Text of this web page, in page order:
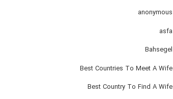
anonymous
asfa
Bahsegel
Best Countries To Meet A Wife
Best Country To Find A Wife